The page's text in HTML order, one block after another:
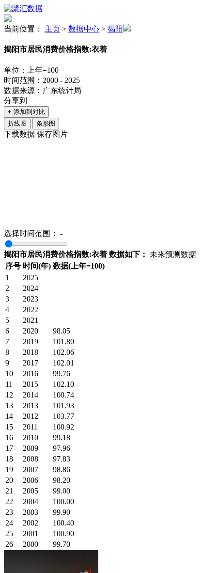
当前位置： 主页 > 数据中心 > 揭阳
揭阳市居民消费价格指数:衣着
单位：上年=100
时间范围：2000 - 2025
数据来源：广东统计局
分享到
+ 添加到对比
折线图
条形图
下载数据 保存图片
选择时间范围： -
揭阳市居民消费价格指数:衣着 数据如下：
未来预测数据
序号 时间(年) 数据(上年=100)
1
2025
2
2024
3
2023
4
2022
5
2021
6
2020
98.05
7
2019
101.80
8
2018
102.06
9
2017
102.01
10
2016
99.76
11
2015
102.10
12
2014
100.74
13
2013
101.93
14
2012
103.77
15
2011
100.92
16
2010
99.18
17
2009
97.96
18
2008
97.83
19
2007
98.86
20
2006
98.20
21
2005
99.00
22
2004
100.00
23
2003
99.90
24
2002
100.40
25
2001
100.90
26
2000 99.70